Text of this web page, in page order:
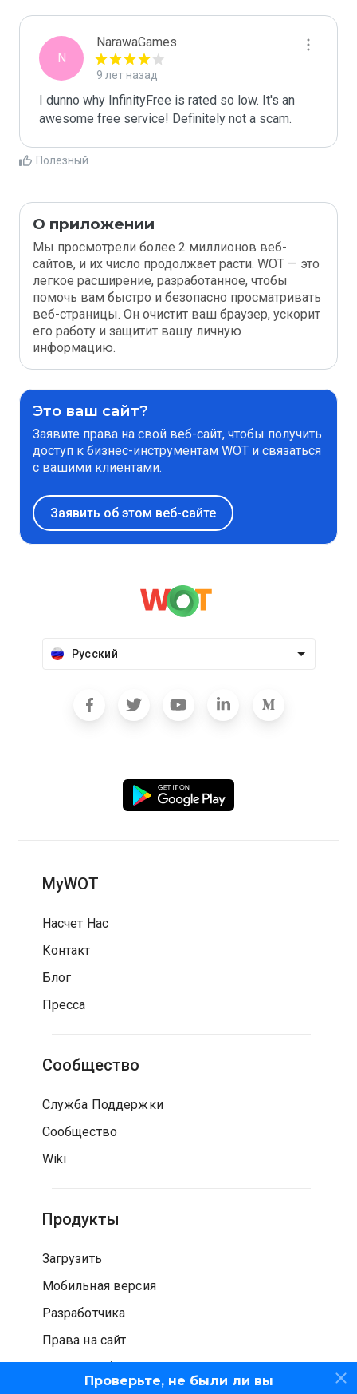
N
NarawaGames
9 лет назад
I dunno why InfinityFree is rated so low. It's an
awesome free service! Definitely not a scam.
Полезный
Проверьте, не были ли вы
О приложении
Мы просмотрели более 2 миллионов веб-
сайтов, и их число продолжает расти. WOT — это
легкое расширение, разработанное, чтобы
помочь вам быстро и безопасно просматривать
веб-страницы. Он очистит ваш браузер, ускорит
его работу и защитит вашу личную
информацию.
Это ваш сайт?
Заявите права на свой веб-сайт, чтобы получить
доступ к бизнес-инструментам WOT и связаться
с вашими клиентами.
Заявить об этом веб-сайте
Русский
MyWOT
Насчет Нас
Контакт
Блог
Пресса
Сообщество
Служба Поддержки
Сообщество
Wiki
Продукты
Загрузить
Мобильная версия
Разработчика
Права на сайт
Проверка безопасности